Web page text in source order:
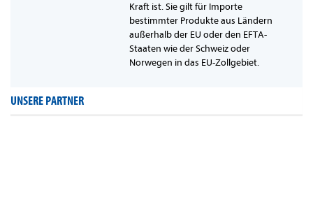
Kraft ist. Sie gilt für Importe
bestimmter Produkte aus Ländern
außerhalb der EU oder den EFTA-
Staaten wie der Schweiz oder
Norwegen in das EU-Zollgebiet.
UNSERE PARTNER